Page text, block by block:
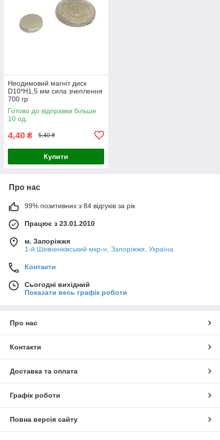
Неодимовий магніт диск
D10*H1,5 мм сила зчеплення
700 гр
Готово до відправки більше
10 од.
4,40 ₴ 5,40 ₴
Купити
Про нас
99% позитивних з 84 відгуків за рік
Працює з 23.01.2010
м. Запоріжжя
1-й Шевченківський мкр-н, Запоріжжя, Україна
Контакти
Сьогодні вихідний
Показати весь графік роботи
Про нас
Контакти
Доставка та оплата
Графік роботи
Повна версія сайту